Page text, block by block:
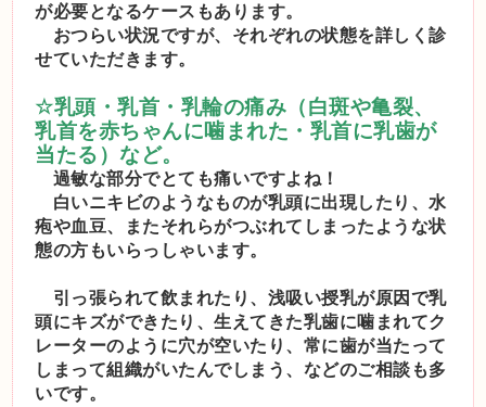
が必要となるケースもあります。
おつらい状況ですが、それぞれの状態を詳しく診
せていただきます。
☆乳頭・乳首・乳輪の痛み（白斑や亀裂、
乳首を赤ちゃんに噛まれた・乳首に乳歯が
当たる）など。
過敏な部分でとても痛いですよね！
白いニキビのようなものが乳頭に出現したり、水
疱や血豆、またそれらがつぶれてしまったような状
態の方もいらっしゃいます。
引っ張られて飲まれたり、浅吸い授乳が原因で乳
頭にキズができたり、生えてきた乳歯に噛まれてク
レーターのように穴が空いたり、常に歯が当たって
しまって組織がいたんでしまう、などのご相談も多
いです。